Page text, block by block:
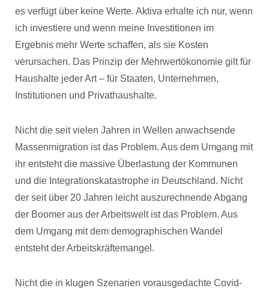
es verfügt über keine Werte. Aktiva erhalte ich nur, wenn
ich investiere und wenn meine Investitionen im
Ergebnis mehr Werte schaffen, als sie Kosten
verursachen. Das Prinzip der Mehrwertökonomie gilt für
Haushalte jeder Art – für Staaten, Unternehmen,
Institutionen und Privathaushalte.
Nicht die seit vielen Jahren in Wellen anwachsende
Massenmigration ist das Problem. Aus dem Umgang mit
ihr entsteht die massive Überlastung der Kommunen
und die Integrationskatastrophe in Deutschland. Nicht
der seit über 20 Jahren leicht auszurechnende Abgang
der Boomer aus der Arbeitswelt ist das Problem. Aus
dem Umgang mit dem demographischen Wandel
entsteht der Arbeitskräftemangel.
Nicht die in klugen Szenarien vorausgedachte Covid-